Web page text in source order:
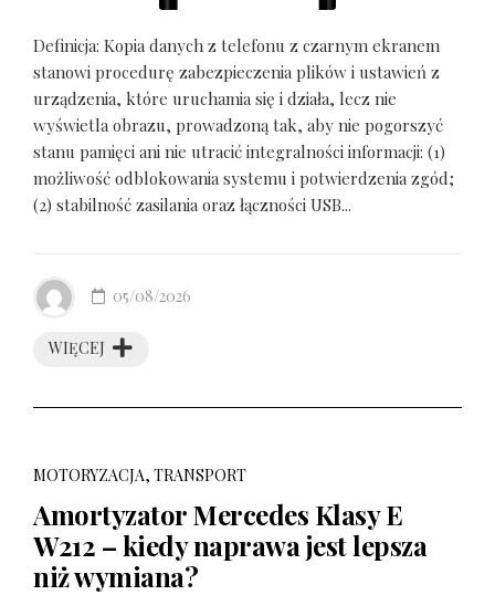
Definicja: Kopia danych z telefonu z czarnym ekranem
stanowi procedurę zabezpieczenia plików i ustawień z
urządzenia, które uruchamia się i działa, lecz nie
wyświetla obrazu, prowadzoną tak, aby nie pogorszyć
stanu pamięci ani nie utracić integralności informacji: (1)
możliwość odblokowania systemu i potwierdzenia zgód;
(2) stabilność zasilania oraz łączności USB...
WIĘCEJ
05/08/2026
MOTORYZACJA, TRANSPORT
Amortyzator Mercedes Klasy E
W212 – kiedy naprawa jest lepsza
niż wymiana?